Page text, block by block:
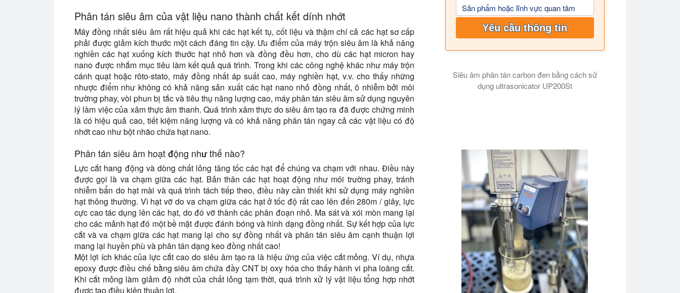
Phân tán siêu âm của vật liệu nano thành chất kết dính nhớt
Máy đồng nhất siêu âm rất hiệu quả khi các hạt kết tụ, cốt liệu và thậm chí cả các hạt sơ cấp
phải được giảm kích thước một cách đáng tin cậy. Ưu điểm của máy trộn siêu âm là khả năng
nghiền các hạt xuống kích thước hạt nhỏ hơn và đồng đều hơn, cho dù các hạt micron hay
nano được nhắm mục tiêu làm kết quả quá trình. Trong khi các công nghệ khác như máy trộn
cánh quạt hoặc rôto-stato, máy đồng nhất áp suất cao, máy nghiền hạt, v.v. cho thấy những
nhược điểm như không có khả năng sản xuất các hạt nano nhỏ đồng nhất, ô nhiễm bởi môi
trường phay, vòi phun bị tắc và tiêu thụ năng lượng cao, máy phân tán siêu âm sử dụng nguyên
lý làm việc của xâm thực âm thanh. Quá trình xâm thực do siêu âm tạo ra đã được chứng minh
là có hiệu quả cao, tiết kiệm năng lượng và có khả năng phân tán ngay cả các vật liệu có độ
nhớt cao như bột nhão chứa hạt nano.
Sản phẩm hoặc lĩnh vực quan tâm
Yêu cầu thông tin
Siêu âm phân tán carbon đen bằng cách sử
dụng ultrasonicator UP200St
Phân tán siêu âm hoạt động như thế nào?
Lực cắt hang động và dòng chất lỏng tăng tốc các hạt để chúng va chạm với nhau. Điều này
được gọi là va chạm giữa các hạt. Bản thân các hạt hoạt động như môi trường phay, tránh
nhiễm bẩn do hạt mài và quá trình tách tiếp theo, điều này cần thiết khi sử dụng máy nghiền
hạt thông thường. Vì hạt vỡ do va chạm giữa các hạt ở tốc độ rất cao lên đến 280m / giây, lực
cực cao tác dụng lên các hạt, do đó vỡ thành các phân đoạn nhỏ. Ma sát và xói mòn mang lại
cho các mảnh hạt đó một bề mặt được đánh bóng và hình dạng đồng nhất. Sự kết hợp của lực
cắt và va chạm giữa các hạt mang lại cho sự đồng nhất và phân tán siêu âm cạnh thuận lợi
mang lại huyền phù và phân tán dạng keo đồng nhất cao!
Một lợi ích khác của lực cắt cao do siêu âm tạo ra là hiệu ứng của việc cắt mỏng. Ví dụ, nhựa
epoxy được điều chế bằng siêu âm chứa đầy CNT bị oxy hóa cho thấy hành vi pha loãng cắt.
Khi cắt mỏng làm giảm độ nhớt của chất lỏng tạm thời, quá trình xử lý vật liệu tổng hợp nhớt
được tạo điều kiện thuận lợi.